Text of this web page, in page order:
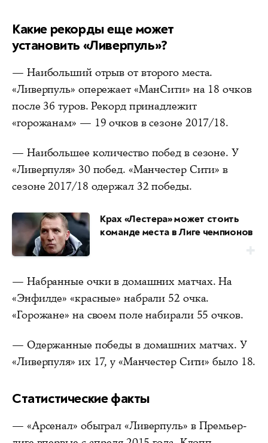
Какие рекорды еще может
установить «Ливерпуль»?
— Наибольший отрыв от второго места.
«Ливерпуль» опережает «МанСити» на 18 очков
после 36 туров. Рекорд принадлежит
«горожанам» — 19 очков в сезоне 2017/18.
— Наибольшее количество побед в сезоне. У
«Ливерпуля» 30 побед. «Манчестер Сити» в
сезоне 2017/18 одержал 32 победы.
Крах «Лестера» может стоить
команде места в Лиге чемпионов
— Набранные очки в домашних матчах. На
«Энфилде» «красные» набрали 52 очка.
«Горожане» на своем поле набирали 55 очков.
— Одержанные победы в домашних матчах. У
«Ливерпуля» их 17, у «Манчестер Сити» было 18.
Статистические факты
— «Арсенал» обыграл «Ливерпуль» в Премьер-